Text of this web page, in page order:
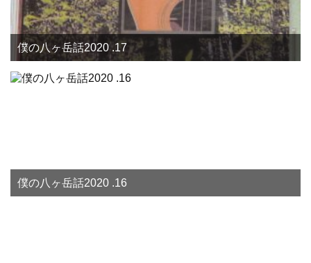
僕の八ヶ岳話2020 .17
僕の八ヶ岳話2020 .16